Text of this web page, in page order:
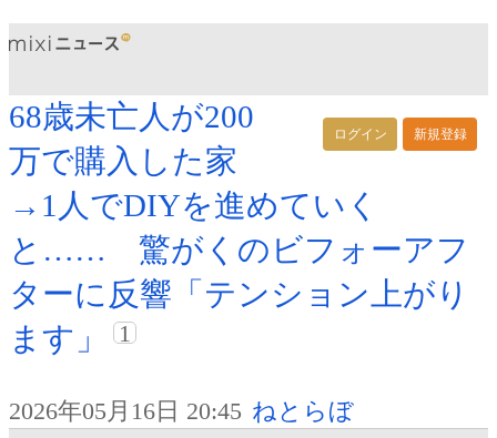
ログイン 新規登録
68歳未亡人が200
万で購入した家
→1人でDIYを進めていく
と…… 驚がくのビフォーアフ
ターに反響「テンション上がり
ます」
1
2026年05月16日 20:45 ねとらぼ